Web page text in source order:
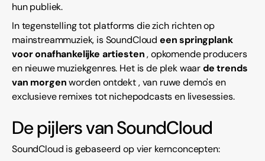
hun publiek.
In tegenstelling tot platforms die zich richten op
mainstreammuziek, is SoundCloud eenspringplank
voor onafhankelijke artiesten, opkomende producers
en nieuwe muziekgenres. Het is de plek waarde trends
van morgenworden ontdekt , van ruwe demo's en
exclusieve remixes tot nichepodcasts en livesessies.
De pijlers van SoundCloud
SoundCloud is gebaseerd op vier kernconcepten: